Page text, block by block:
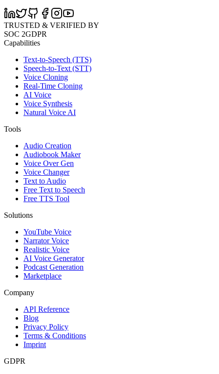
TRUSTED & VERIFIED BY
SOC 2GDPR
Capabilities
Text-to-Speech (TTS)
Speech-to-Text (STT)
Voice Cloning
Real-Time Cloning
AI Voice
Voice Synthesis
Natural Voice AI
Tools
Audio Creation
Audiobook Maker
Voice Over Gen
Voice Changer
Text to Audio
Free Text to Speech
Free TTS Tool
Solutions
YouTube Voice
Narrator Voice
Realistic Voice
AI Voice Generator
Podcast Generation
Marketplace
Company
API Reference
Blog
Privacy Policy
Terms & Conditions
Imprint
GDPR